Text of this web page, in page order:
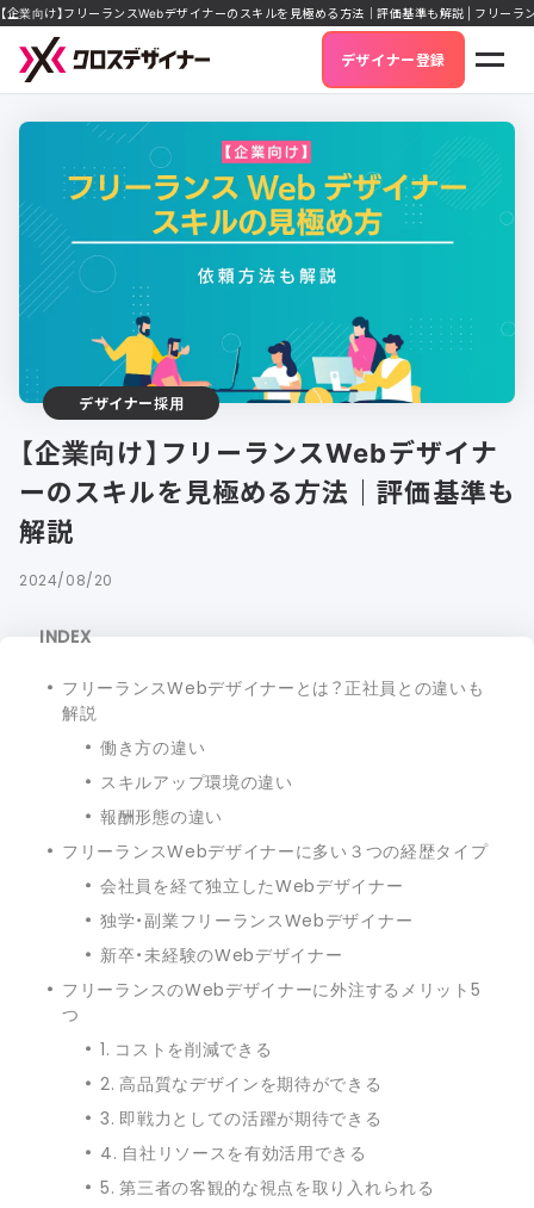
【企業向け】フリーランスWebデザイナーのスキルを見極める方法｜評価基準も解説 | フリー
デザイナー登録
デザイナー採用
【企業向け】フリーランスWebデザイナ
ーのスキルを見極める方法｜評価基準も
解説
2024/08/20
INDEX
フリーランスWebデザイナーとは？正社員との違いも
解説
働き方の違い
スキルアップ環境の違い
報酬形態の違い
フリーランスWebデザイナーに多い３つの経歴タイプ
会社員を経て独立したWebデザイナー
独学・副業フリーランスWebデザイナー
新卒・未経験のWebデザイナー
フリーランスのWebデザイナーに外注するメリット5
つ
1. コストを削減できる
2. 高品質なデザインを期待ができる
3. 即戦力としての活躍が期待できる
4. 自社リソースを有効活用できる
5. 第三者の客観的な視点を取り入れられる